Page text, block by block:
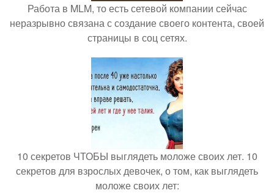
Работа в MLM, то есть сетевой компании сейчас
неразрывно связана с создание своего контента, своей
страницы в соц сетях.
10 секретов ЧТОБЫ выглядеть моложе своих лет. 10
секретов для взрослых девочек, о том, как выглядеть
моложе своих лет: